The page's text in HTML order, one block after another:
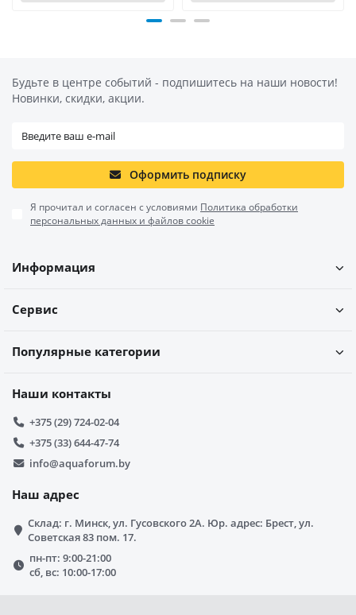
Будьте в центре событий - подпишитесь на наши новости!
Новинки, скидки, акции.
Оформить подписку
Я прочитал и согласен с условиями Политика обработки
персональных данных и файлов cookie
Информация
Сервис
Популярные категории
Наши контакты
+375 (29) 724-02-04
+375 (33) 644-47-74
info@aquaforum.by
Наш адрес
Склад: г. Минск, ул. Гусовского 2А. Юр. адрес: Брест, ул.
Советская 83 пом. 17.
пн-пт: 9:00-21:00
сб, вс: 10:00-17:00